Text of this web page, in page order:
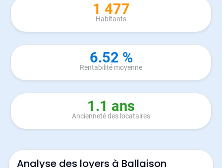
1 477
Habitants
6.52 %
Rentabilité moyenne
1.1 ans
Ancienneté des locataires
Analyse des loyers à Ballaison